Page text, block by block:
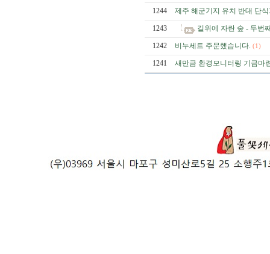
1244 제주 해군기지 유치 반대 단
1243 길위에 자란 숲 - 두번
1242 비누세트 주문했습니다. (1)
1241 새만금 환경모니터링 기금마